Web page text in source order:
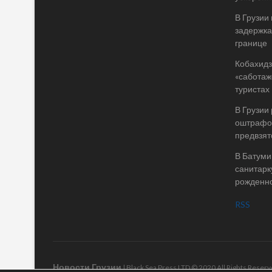
В
границе
туристах
В Грузии
В
RSS
Новости Грузии| Black Sea Press LTD © 2020 All Rights